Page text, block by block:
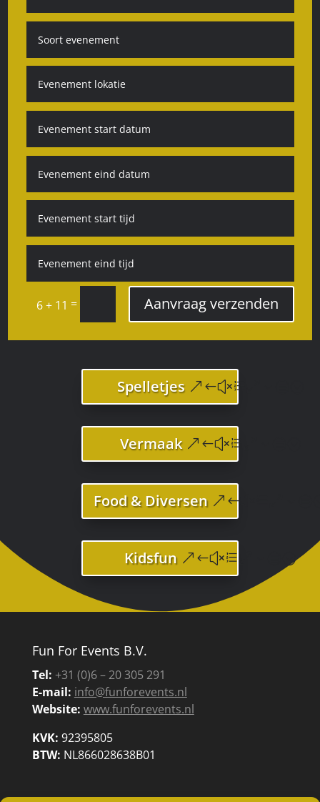
6 + 11 = Aanvraag verzenden
Spelletjes
Vermaak
Food & Diversen
Kidsfun
Fun For Events B.V.
Tel: +31 (0)6 – 20 305 291
E-mail: info@funforevents.nl
Website: www.funforevents.nl
KVK: 92395805
BTW: NL866028638B01